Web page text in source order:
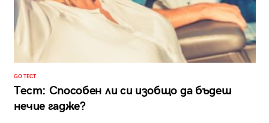
GO ТЕСТ
Тест: Способен ли си изобщо да бъдеш
нечие гадже?